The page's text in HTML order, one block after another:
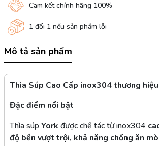
Cam kết chính hãng 100%
1 đổi 1 nếu sản phẩm lỗi
Mô tả sản phẩm
Thìa Súp Cao Cấp inox304 thương
Đặc điểm nổi bật
Thìa súp York được chế tác từ inox304
độ bền vượt trội, khả năng chống ăn